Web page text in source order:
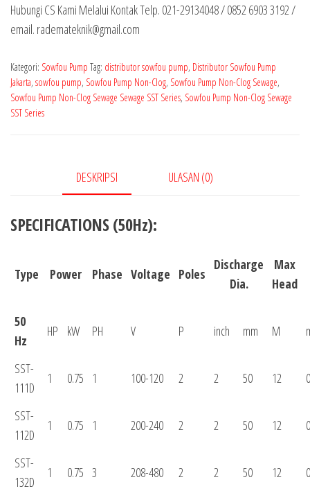
Hubungi CS Kami Melalui Kontak Telp. 021-29134048 / 0852 6903 3192 /
email. rademateknik@gmail.com
Kategori: Sowfou Pump Tag: distributor sowfou pump, Distributor Sowfou Pump
Jakarta, sowfou pump, Sowfou Pump Non-Clog, Sowfou Pump Non-Clog Sewage,
Sowfou Pump Non-Clog Sewage Sewage SST Series, Sowfou Pump Non-Clog Sewage
SST Series
DESKRIPSI ULASAN (0)
SPECIFICATIONS (50Hz):
Type Power Phase Voltage Poles
Discharge
Dia.
Max
Head
50
Hz
HP kW PH V P inch mm M
SST-
111D
1 0.75 1 100-120 2 2 50 12
SST-
112D
1 0.75 1 200-240 2 2 50 12
SST-
132D
1 0.75 3 208-480 2 2 50 12